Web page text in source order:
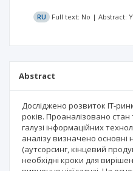
RU
Full text: No | Abstract:
Abstract
Досліджено розвиток ІТ-
років. Проаналізовано
галузі інформаційних
аналізу визначено
(аутсорсинг, кінцевий
необхідні кроки для